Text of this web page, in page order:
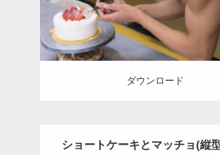
ダウンロード
ダウンロード
ショートケーキとマッチョ(縦